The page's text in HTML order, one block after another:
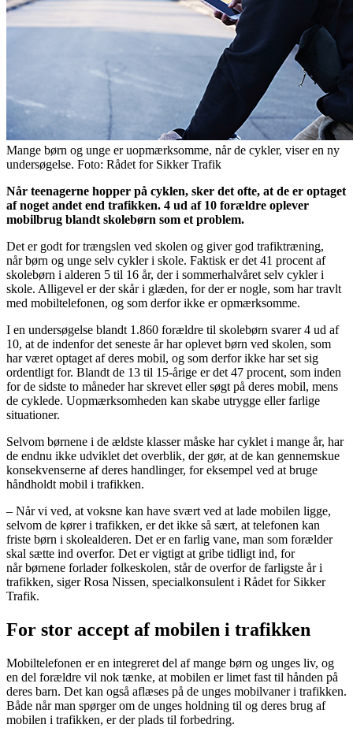
Mange børn og unge er uopmærksomme, når de cykler, viser en ny
undersøgelse. Foto: Rådet for Sikker Trafik
Når teenagerne hopper på cyklen, sker det ofte, at de er optaget
af noget andet end trafikken. 4 ud af 10 forældre oplever
mobilbrug blandt skolebørn som et problem.
Det er godt for trængslen ved skolen og giver god trafiktræning,
når børn og unge selv cykler i skole. Faktisk er det 41 procent af
skolebørn i alderen 5 til 16 år, der i sommerhalvåret selv cykler i
skole. Alligevel er der skår i glæden, for der er nogle, som har travlt
med mobiltelefonen, og som derfor ikke er opmærksomme.
I en undersøgelse blandt 1.860 forældre til skolebørn svarer 4 ud af
10, at de indenfor det seneste år har oplevet børn ved skolen, som
har været optaget af deres mobil, og som derfor ikke har set sig
ordentligt for. Blandt de 13 til 15-årige er det 47 procent, som inden
for de sidste to måneder har skrevet eller søgt på deres mobil, mens
de cyklede. Uopmærksomheden kan skabe utrygge eller farlige
situationer.
Selvom børnene i de ældste klasser måske har cyklet i mange år, har
de endnu ikke udviklet det overblik, der gør, at de kan gennemskue
konsekvenserne af deres handlinger, for eksempel ved at bruge
håndholdt mobil i trafikken.
– Når vi ved, at voksne kan have svært ved at lade mobilen ligge,
selvom de kører i trafikken, er det ikke så sært, at telefonen kan
friste børn i skolealderen. Det er en farlig vane, man som forælder
skal sætte ind overfor. Det er vigtigt at gribe tidligt ind, for
når børnene forlader folkeskolen, står de overfor de farligste år i
trafikken, siger Rosa Nissen, specialkonsulent i Rådet for Sikker
Trafik.
For stor accept af mobilen i trafikken
Mobiltelefonen er en integreret del af mange børn og unges liv, og
en del forældre vil nok tænke, at mobilen er limet fast til hånden på
deres barn. Det kan også aflæses på de unges mobilvaner i trafikken.
Både når man spørger om de unges holdning til og deres brug af
mobilen i trafikken, er der plads til forbedring.